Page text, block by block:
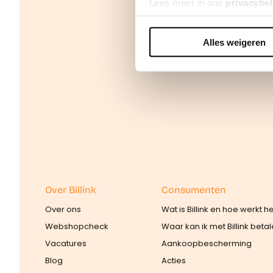
Lees meer in ons
We werken samen met42
Alles weigeren
Over Billink
Over ons
Webshopcheck
Vacatures
Blog
Consumenten
Wat is Billink en hoe werkt
Waar kan ik met Billink
Aankoopbescherming
Acties